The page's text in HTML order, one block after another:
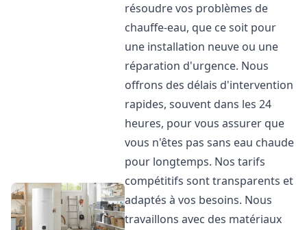
résoudre vos problèmes de
chauffe-eau, que ce soit pour
une installation neuve ou une
réparation d'urgence. Nous
offrons des délais d'intervention
rapides, souvent dans les 24
heures, pour vous assurer que
vous n'êtes pas sans eau chaude
pour longtemps. Nos tarifs
compétitifs sont transparents et
adaptés à vos besoins. Nous
travaillons avec des matériaux